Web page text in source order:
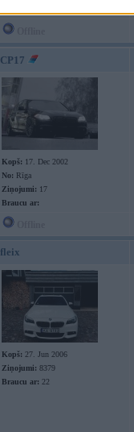
CP17
Kopš: 17. Dec 2002
No: Rīga
Ziņojumi: 17
Braucu ar:
fleix
Kopš: 27. Jun 2006
Ziņojumi: 8379
Braucu ar: 22